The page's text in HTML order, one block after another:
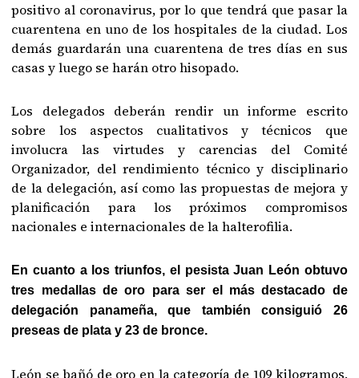
positivo al coronavirus, por lo que tendrá que pasar la
cuarentena en uno de los hospitales de la ciudad. Los
demás guardarán una cuarentena de tres días en sus
casas y luego se harán otro hisopado.
Los delegados deberán rendir un informe escrito
sobre los aspectos cualitativos y técnicos que
involucra las virtudes y carencias del Comité
Organizador, del rendimiento técnico y disciplinario
de la delegación, así como las propuestas de mejora y
planificación para los próximos compromisos
nacionales e internacionales de la halterofilia.
En cuanto a los triunfos, el pesista Juan León obtuvo
tres medallas de oro para ser el más destacado de
delegación panameña, que también consiguió 26
preseas de plata y 23 de bronce.
León se bañó de oro en la categoría de 109 kilogramos,